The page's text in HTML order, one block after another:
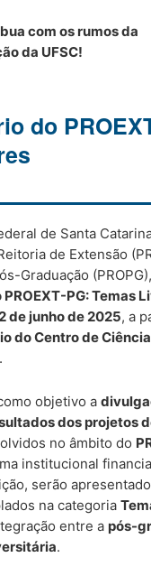
com os rumos da
da UFSC!
do
de Santa
de Extensão
Graduação
PROEXT-PG: Temas
de junho de 2025, a
do Centro de
.
objetivo a
dos projetos
no âmbito do
institucional
serão
na categoria
entre a pós-
.